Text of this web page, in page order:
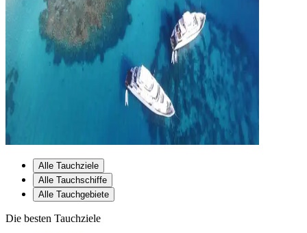
Alle Tauchziele
Alle Tauchschiffe
Alle Tauchgebiete
Die besten Tauchziele